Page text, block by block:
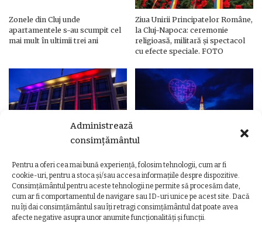
Administrează
consimțământul
Pentru a oferi cea mai bună experiență, folosim tehnologii, cum ar fi
cookie-uri, pentru a stoca și/sau accesa informațiile despre dispozitive.
Consimțământul pentru aceste tehnologii ne permite să procesăm date,
cum ar fi comportamentul de navigare sau ID-uri unice pe acest site. Dacă
nu îți dai consimțământul sau îți retragi consimțământul dat poate avea
afecte negative asupra unor anumite funcționalități și funcții.
Zonele din Cluj unde
apartamentele s-au scumpit cel
mai mult în ultimii trei ani
Ziua Unirii Principatelor Române,
la Cluj-Napoca: ceremonie
religioasă, militară și spectacol
cu efecte speciale. FOTO
Ziua Unirii Principatelor Române
– Clădiri și poduri din Cluj,
iluminate în culorile drapelului
Ziua Unirii la Cluj-Napoca.
Programul complet al
evenimentelor